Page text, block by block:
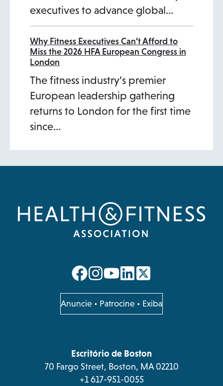
executives to advance global…
Why Fitness Executives Can’t Afford to
Miss the 2026 HFA European Congress in
London
The fitness industry’s premier
European leadership gathering
returns to London for the first time
since…
opens
a
new
opens
a
new
opens
a
new
opens
a
new
Anuncie opens
in
tab
• Patrocine • Exiba
Escritório de Boston
70 Fargo Street, Boston, MA 02210
+1 617-951-0055